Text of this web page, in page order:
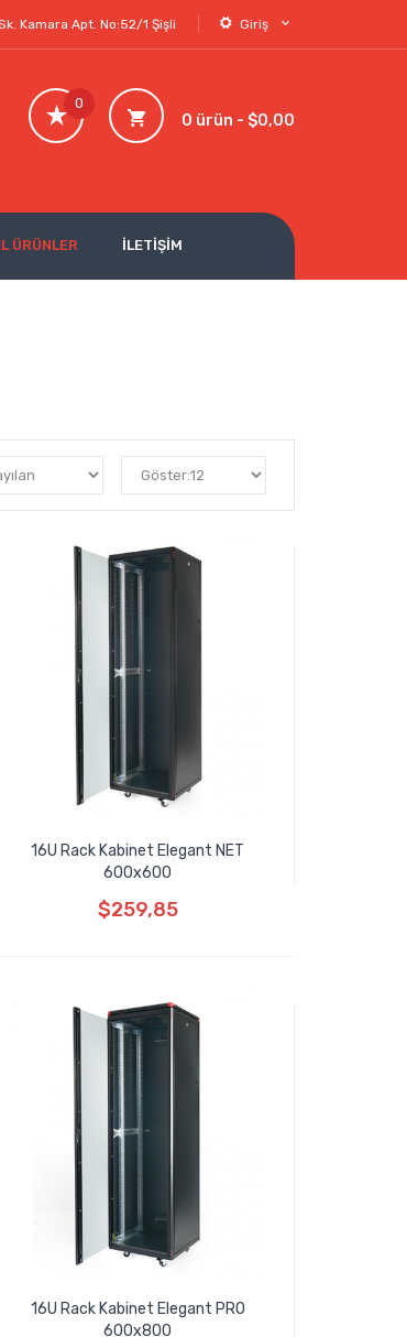
Giriş
Kamara Apt. No:52/1 Şişli
0 ürün - $0,00
0
ÜRÜNLER İLETİŞİM
16U Rack Kabinet Elegant NET
600x600
$259,85
16U Rack Kabinet Elegant PRO
600x800